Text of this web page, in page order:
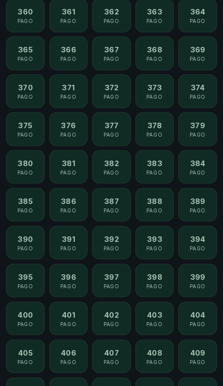
360
PAGO
361
PAGO
362
PAGO
363
PAGO
364
PAGO
365
PAGO
366
PAGO
367
PAGO
368
PAGO
369
PAGO
370
PAGO
371
PAGO
372
PAGO
373
PAGO
374
PAGO
375
PAGO
376
PAGO
377
PAGO
378
PAGO
379
PAGO
380
PAGO
381
PAGO
382
PAGO
383
PAGO
384
PAGO
385
PAGO
386
PAGO
387
PAGO
388
PAGO
389
PAGO
390
PAGO
391
PAGO
392
PAGO
393
PAGO
394
PAGO
395
PAGO
396
PAGO
397
PAGO
398
PAGO
399
PAGO
400
PAGO
401
PAGO
402
PAGO
403
PAGO
404
PAGO
405
PAGO
406
PAGO
407
PAGO
408
PAGO
409
PAGO